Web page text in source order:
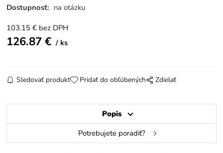
Dostupnosť: na otázku
103.15 € bez DPH
126.87€ ks
Sledovať produkt Pridať do obľúbených Zdielať
Popis
Potrebujete poradiť?